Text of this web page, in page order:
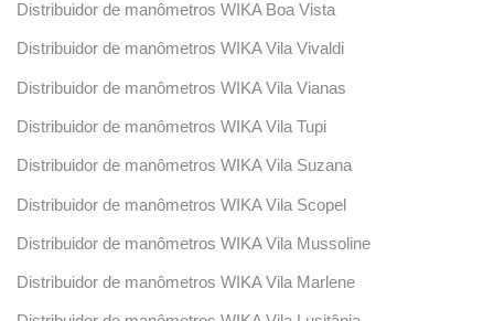
Distribuidor de manômetros WIKA Boa Vista
Distribuidor de manômetros WIKA Vila Vivaldi
Distribuidor de manômetros WIKA Vila Vianas
Distribuidor de manômetros WIKA Vila Tupi
Distribuidor de manômetros WIKA Vila Suzana
Distribuidor de manômetros WIKA Vila Scopel
Distribuidor de manômetros WIKA Vila Mussoline
Distribuidor de manômetros WIKA Vila Marlene